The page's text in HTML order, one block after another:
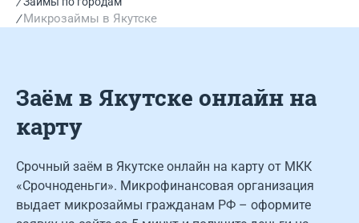
Микрозаймы в Якутскe
Заём в Якутске онлайн на
карту
Срочный заём в Якутске онлайн на карту от МКК
«Срочноденьги». Микрофинансовая организация
выдает микрозаймы гражданам РФ – оформите